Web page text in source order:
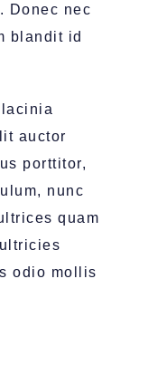
Donec nec
blandit id
auctor
porttitor,
nunc
quam
odio mollis